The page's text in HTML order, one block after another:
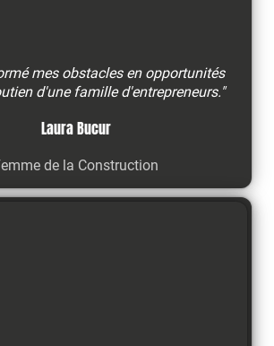
mes obstacles en opportunités
d'une famille d'entrepreneurs."
Laura Bucur
de la Construction